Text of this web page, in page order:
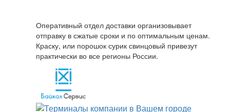
Оперативный отдел доставки организовывает
отправку в сжатые сроки и по оптимальным ценам.
Краску, или порошок сурик свинцовый привезут
практически во все регионы России.